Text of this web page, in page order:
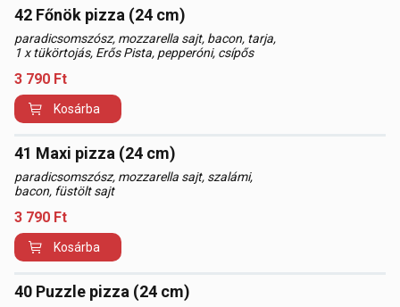
42 Főnök pizza (24 cm)
paradicsomszósz, mozzarella sajt, bacon, tarja,
1 x tükörtojás, Erős Pista, pepperóni, csípős
3 790 Ft
Kosárba
41 Maxi pizza (24 cm)
paradicsomszósz, mozzarella sajt, szalámi,
bacon, füstölt sajt
3 790 Ft
Kosárba
40 Puzzle pizza (24 cm)